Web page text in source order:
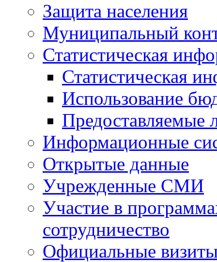
Защита населения
Муниципальный
Статистическая
Статистическая
Использование
Предоставляемые
Информационные
Открытые данные
Учрежденные СМИ
Участие в
сотрудничество
Официальные